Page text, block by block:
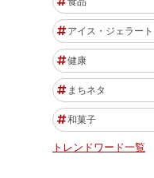
アイス・ジェラート
健康
まちネタ
和菓子
トレンドワード一覧